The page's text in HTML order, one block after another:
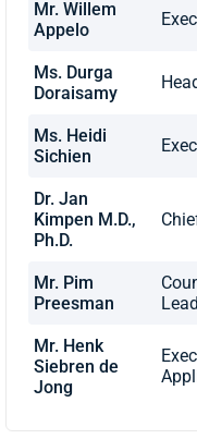
Mr. Willem
Appelo
Ms. Durga
Doraisamy
Ms. Heidi
Sichien
Dr. Jan
Kimpen M.D.,
Ph.D.
Mr. Pim
Preesman
Mr. Henk
Siebren de
Jong